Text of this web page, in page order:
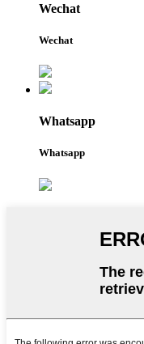
Wechat
Wechat
Whatsapp
Whatsapp